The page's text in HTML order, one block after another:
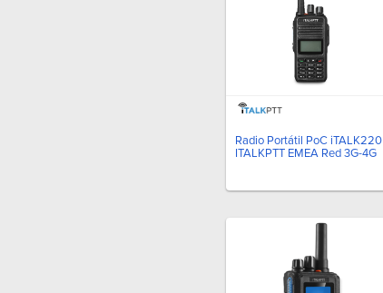
Radio Portátil PoC iTALK220
ITALKPTT EMEA Red 3G-4G